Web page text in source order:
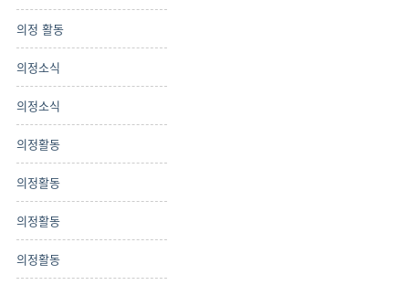
의정 활동
의정소식
의정소식
의정활동
의정활동
의정활동
의정활동